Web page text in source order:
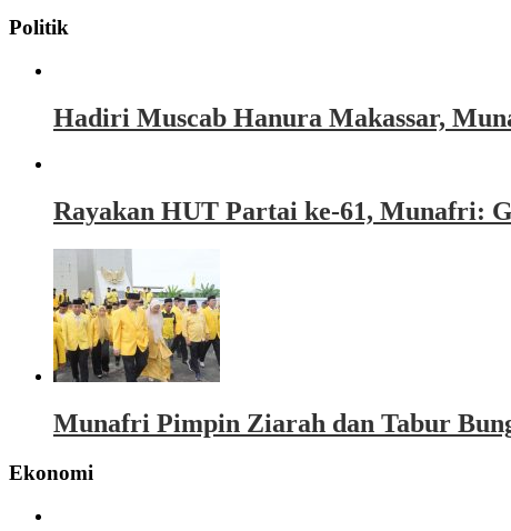
Politik
Hadiri Muscab Hanura Makassar,
Rayakan HUT Partai ke-61, Munafri:
Munafri Pimpin Ziarah dan Tabur
Ekonomi